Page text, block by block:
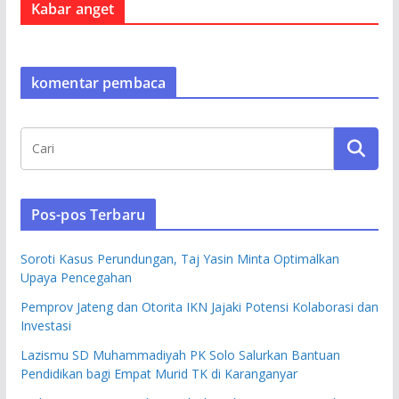
Kabar anget
komentar pembaca
Pos-pos Terbaru
Soroti Kasus Perundungan, Taj Yasin Minta Optimalkan
Upaya Pencegahan
Pemprov Jateng dan Otorita IKN Jajaki Potensi Kolaborasi dan
Investasi
Lazismu SD Muhammadiyah PK Solo Salurkan Bantuan
Pendidikan bagi Empat Murid TK di Karanganyar